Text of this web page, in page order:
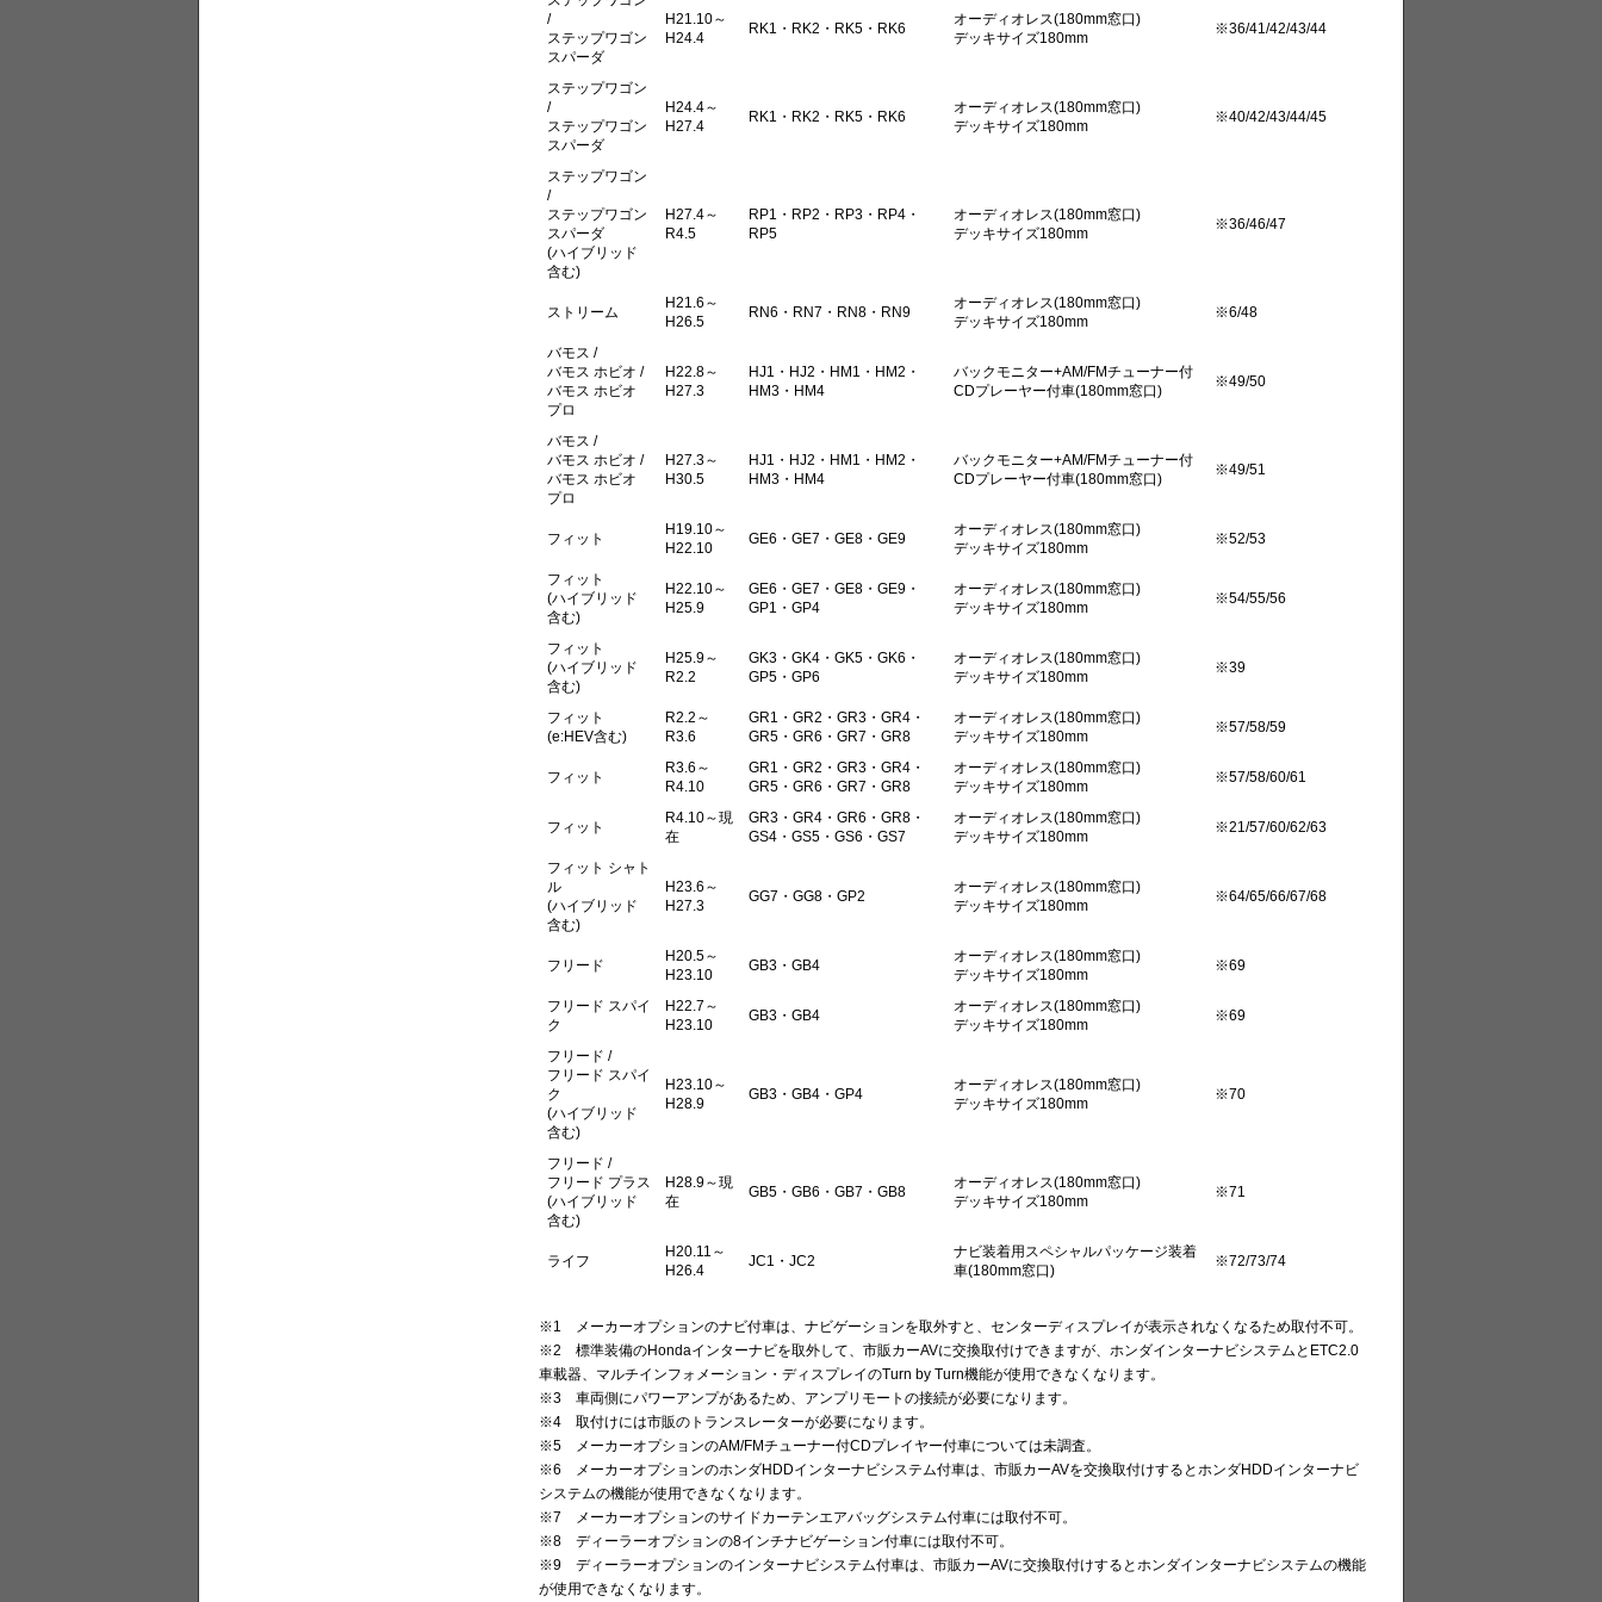
/
ステップワゴン
スパーダ
H21.10～
H24.4
RK1・RK2・RK5・RK6
オーディオレス(180mm窓口)
デッキサイズ180mm
※36/41/42/43/44
ステップワゴン
/
ステップワゴン
スパーダ
H24.4～
H27.4
RK1・RK2・RK5・RK6
オーディオレス(180mm窓口)
デッキサイズ180mm
※40/42/43/44/45
ステップワゴン
/
ステップワゴン
スパーダ
(ハイブリッド
含む)
H27.4～
R4.5
RP1・RP2・RP3・RP4・
RP5
オーディオレス(180mm窓口)
デッキサイズ180mm
※36/46/47
ストリーム
H21.6～
H26.5
RN6・RN7・RN8・RN9
オーディオレス(180mm窓口)
デッキサイズ180mm
※6/48
バモス /
バモス ホビオ /
バモス ホビオ
プロ
H22.8～
H27.3
HJ1・HJ2・HM1・HM2・
HM3・HM4
バックモニター+AM/FMチューナー付
CDプレーヤー付車(180mm窓口)
※49/50
バモス /
バモス ホビオ /
バモス ホビオ
プロ
H27.3～
H30.5
HJ1・HJ2・HM1・HM2・
HM3・HM4
バックモニター+AM/FMチューナー付
CDプレーヤー付車(180mm窓口)
※49/51
フィット
H19.10～
H22.10
GE6・GE7・GE8・GE9
オーディオレス(180mm窓口)
デッキサイズ180mm
※52/53
フィット
(ハイブリッド
含む)
H22.10～
H25.9
GE6・GE7・GE8・GE9・
GP1・GP4
オーディオレス(180mm窓口)
デッキサイズ180mm
※54/55/56
フィット
(ハイブリッド
含む)
H25.9～
R2.2
GK3・GK4・GK5・GK6・
GP5・GP6
オーディオレス(180mm窓口)
デッキサイズ180mm
※39
フィット
(e:HEV含む)
R2.2～
R3.6
GR1・GR2・GR3・GR4・
GR5・GR6・GR7・GR8
オーディオレス(180mm窓口)
デッキサイズ180mm
※57/58/59
フィット
R3.6～
R4.10
GR1・GR2・GR3・GR4・
GR5・GR6・GR7・GR8
オーディオレス(180mm窓口)
デッキサイズ180mm
※57/58/60/61
フィット
R4.10～現
在
GR3・GR4・GR6・GR8・
GS4・GS5・GS6・GS7
オーディオレス(180mm窓口)
デッキサイズ180mm
※21/57/60/62/63
フィット シャト
ル
(ハイブリッド
含む)
H23.6～
H27.3
GG7・GG8・GP2
オーディオレス(180mm窓口)
デッキサイズ180mm
※64/65/66/67/68
フリード
H20.5～
H23.10
GB3・GB4
オーディオレス(180mm窓口)
デッキサイズ180mm
※69
フリード スパイ
ク
H22.7～
H23.10
GB3・GB4
オーディオレス(180mm窓口)
デッキサイズ180mm
※69
フリード /
フリード スパイ
ク
(ハイブリッド
含む)
H23.10～
H28.9
GB3・GB4・GP4
オーディオレス(180mm窓口)
デッキサイズ180mm
※70
フリード /
フリード プラス
(ハイブリッド
含む)
H28.9～現
在
GB5・GB6・GB7・GB8
オーディオレス(180mm窓口)
デッキサイズ180mm
※71
ライフ
H20.11～
H26.4
JC1・JC2
ナビ装着用スペシャルパッケージ装着
車(180mm窓口)
※72/73/74
※1 メーカーオプションのナビ付車は、ナビゲーションを取外すと、センターディスプレイが表示されなくなるため取付不可。
※2 標準装備のHondaインターナビを取外して、市販カーAVに交換取付けできますが、ホンダインターナビシステムとETC2.0
車載器、マルチインフォメーション・ディスプレイのTurn by Turn機能が使用できなくなります。
※3 車両側にパワーアンプがあるため、アンプリモートの接続が必要になります。
※4 取付けには市販のトランスレーターが必要になります。
※5 メーカーオプションのAM/FMチューナー付CDプレイヤー付車については未調査。
※6 メーカーオプションのホンダHDDインターナビシステム付車は、市販カーAVを交換取付けするとホンダHDDインターナビ
システムの機能が使用できなくなります。
※7 メーカーオプションのサイドカーテンエアバッグシステム付車には取付不可。
※8 ディーラーオプションの8インチナビゲーション付車には取付不可。
※9 ディーラーオプションのインターナビシステム付車は、市販カーAVに交換取付けするとホンダインターナビシステムの機能
が使用できなくなります。